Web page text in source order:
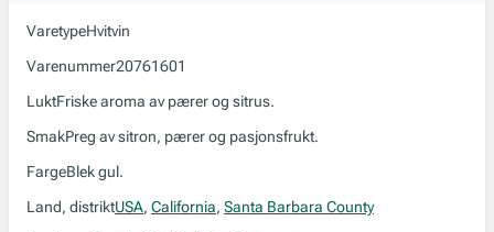
VaretypeHvitvin
Varenummer20761601
LuktFriske aroma av pærer og sitrus.
SmakPreg av sitron, pærer og pasjonsfrukt.
FargeBlek gul.
Land, distriktUSA, California, Santa Barbara County